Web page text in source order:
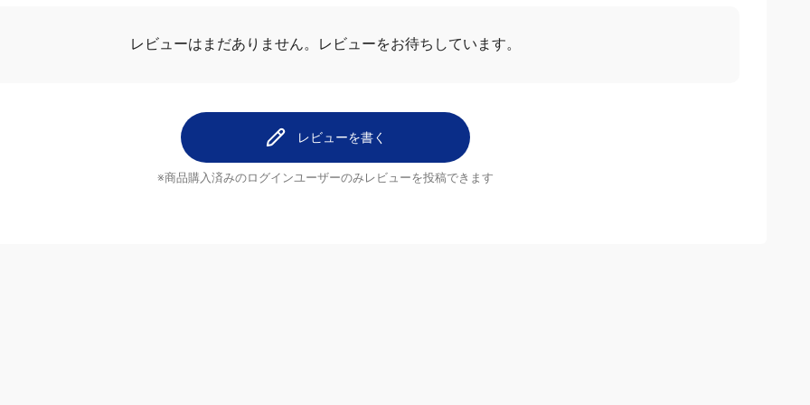
レビューはまだありません。 レビューをお待ちしています。
レビューを書く
※商品購入済みのログインユーザーのみ レビューを投稿できます